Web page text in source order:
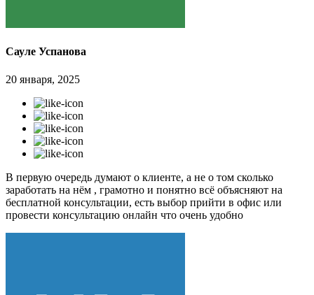
Сауле Успанова
20 января, 2025
В первую очередь думают о клиенте, а не о том сколько
заработать на нём , грамотно и понятно всё объясняют на
бесплатной консультации, есть выбор прийти в офис или
провести консультацию онлайн что очень удобно